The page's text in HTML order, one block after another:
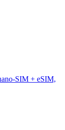
SIM + eSIM,